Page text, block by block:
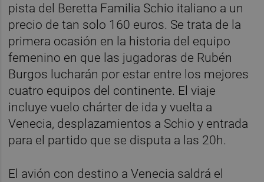
pista del Beretta Familia Schio italiano a un
precio de tan solo 160 euros. Se trata de la
primera ocasión en la historia del equipo
femenino en que las jugadoras de Rubén
Burgos lucharán por estar entre los mejores
cuatro equipos del continente. El viaje
incluye vuelo chárter de ida y vuelta a
Venecia, desplazamientos a Schio y entrada
para el partido que se disputa a las 20h.
El avión con destino a Venecia saldrá el